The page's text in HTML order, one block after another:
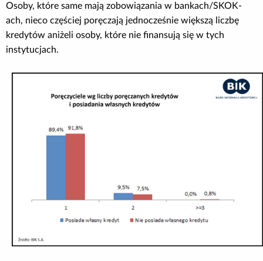
Osoby, które same mają zobowiązania w bankach/SKOK-
ach, nieco częściej poręczają jednocześnie większą liczbę
kredytów aniżeli osoby, które nie finansują się w tych
instytucjach.